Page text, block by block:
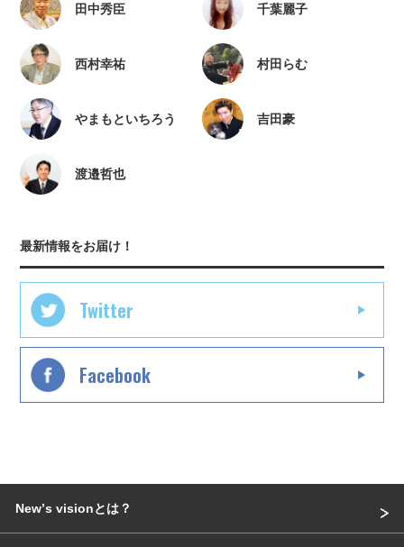
田中秀臣 千葉麗子
西村幸祐 村田らむ
やまもといちろう 吉田豪
渡邉哲也
最新情報をお届け！
Twitter
Facebook
Newʼs visionとは？